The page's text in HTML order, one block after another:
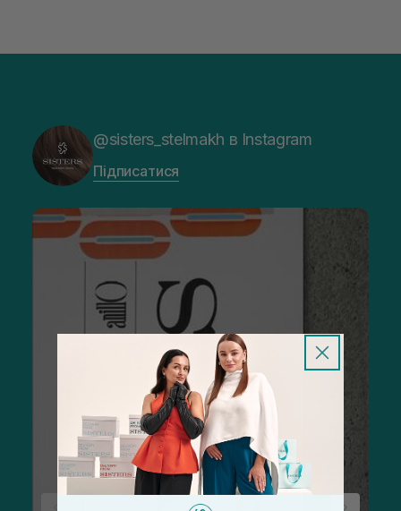
@sisters_stelmakh в Instagram
Підписатися